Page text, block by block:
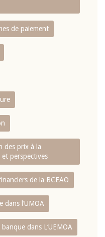
de paiement
des prix à la
et perspectives
de la BCEAO
dans l‘UMOA
dans L‘UEMOA